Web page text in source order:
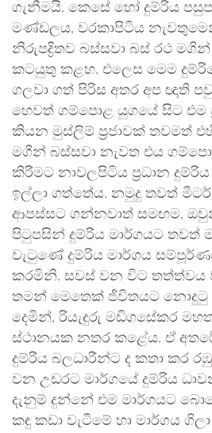
ගැනීමයි. කෙසේ හෝ දුම්රිය
මණ්ඩලය, වරකාපිටිය
නිරුපද්‍රිතව බස්සවා බස් රථ
කටයුතු කළහ. එලෙස මෙම
ගලවා ගත් පිරිස අතර අප ඥාති
හෙවත් ගම්පොළ යුගයේ සිට එම
කියන මුස්ලිම් ප්‍රජාවක් තවමත්
මගීන් බස්සවා නැවත එය
කිරීමට නාවලපිටිය ප්‍රධාන දුම්රිය
ඉල්ලා ගත්තේය. නමුදු තවත් මීටර්
ආපස්සට ගන්නවාත් සමඟම,
පිටුපසින් දුම්රිය මාර්ගයට තවත්
වැටුණේ දුම්රිය මාර්ගය
කරමිනි. සවස් වන විට තත්ත්වය
තමන් මෙතෙක් ජීවිතයට නොදුටු
දෙමින්, රියැදුරු මඩිගසේකර
ස්ථානයක නතර කළේය. ඒ
දුම්රිය බලධාරීන්ට ද කතා කර
වන උඩරට මාර්ගයේ දුම්රිය
දැනුම් දුන්නේ එම මාර්ගයට
කඳු කඩා වැටීමේ හා මාර්ගය